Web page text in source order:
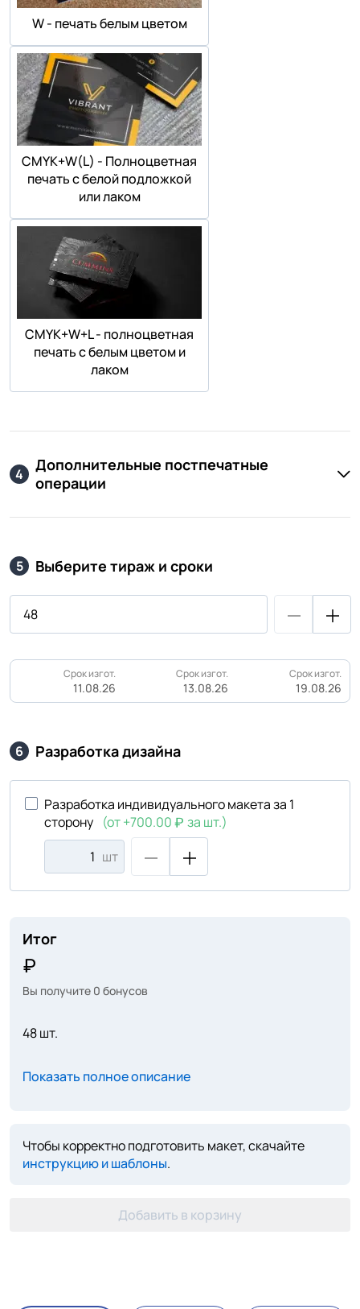
W - печать белым цветом
СMYK+W(L) - Полноцветная
печать с белой подложкой
или лаком
СMYK+W+L - полноцветная
печать с белым цветом и
лаком
4
Дополнительные постпечатные
операции
5 Выберите тираж и сроки
Срок изгот.
11.08.26
Срок изгот.
13.08.26
Срок изгот.
19.08.26
6 Разработка дизайна
Разработка индивидуального макета за 1
сторону (от +700.00
за шт.)
шт
Итог
Вы получите 0 бонусов
48 шт.
Показать полное описание
Чтобы корректно подготовить макет, скачайте
инструкцию и шаблоны.
Добавить в корзину